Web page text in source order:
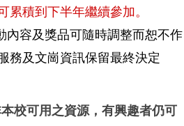
累積到下半年繼續參加。
內容及獎品可隨時調整而恕不作
務及文崗資訊保留最終決定
校可用之資源，有興趣者仍可